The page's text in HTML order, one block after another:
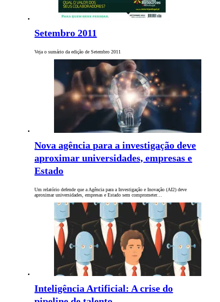
Setembro 2011
Veja o sumário da edição de Setembro 2011
Nova agência para a investigação deve
aproximar universidades, empresas e
Estado
Um relatório defende que a Agência para a Investigação e Inovação (AI2) deve
aproximar universidades, empresas e Estado sem comprometer…
Inteligência Artificial: A crise do